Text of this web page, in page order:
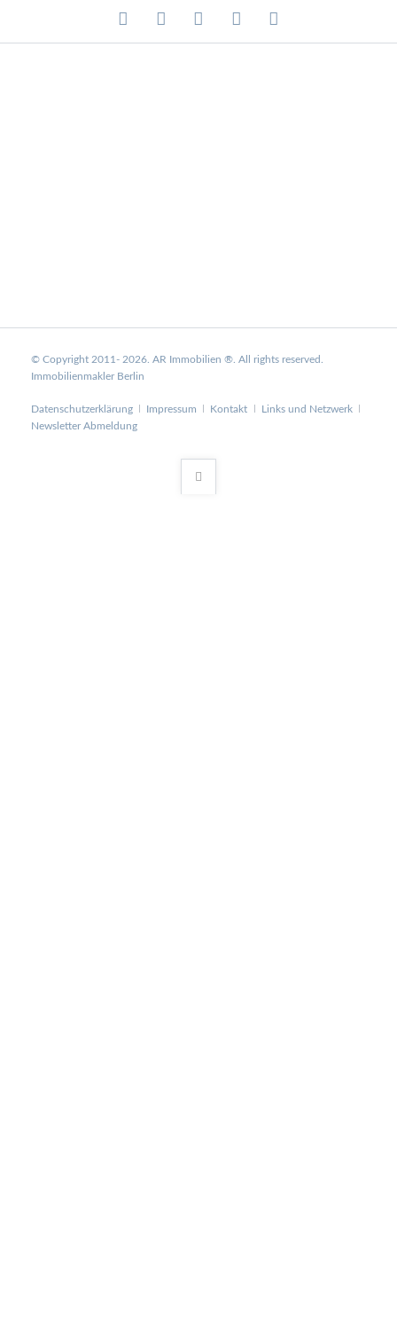
© Copyright 2011- 2026. AR Immobilien ®. All rights reserved.
Immobilienmakler Berlin
Navigation
überspringen
Datenschutzerklärung Impressum Kontakt
Links und Netzwerk
Newsletter Abmeldung